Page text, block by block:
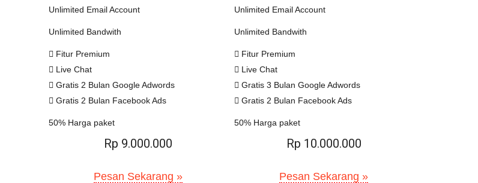
Unlimited Email Account Unlimited Email Account
Unlimited Bandwith Unlimited Bandwith
Fitur Premium
Live Chat
Gratis 2 Bulan Google Adwords
Gratis 2 Bulan Facebook Ads
Fitur Premium
Live Chat
Gratis 3 Bulan Google Adwords
Gratis 2 Bulan Facebook Ads
50% Harga paket 50% Harga paket
Rp 9.000.000 Rp 10.000.000
Pesan Sekarang » Pesan Sekarang »